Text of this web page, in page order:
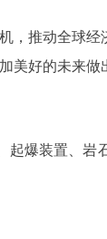
推动全球
美好的未来做
爆装置、